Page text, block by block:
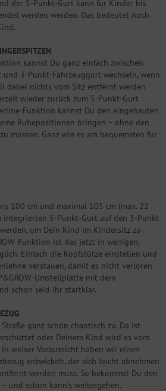
der 5-Punkt-Gurt kann für Kinder bis
werden werden. Das bedeutet noch
kannst Du ganz einfach zwischen
3-Punkt-Fahrzeuggurt wechseln, wenn
dabei nichts vom Sitz entfernt werden
wieder zurück zum 5-Punkt-Gurt
Funktion kannst Du den eingebauten
Ruhepositionen bringen – ohne den
müssen. Ganz wie es am bequemsten für
100 cm und maximal 105 cm (max. 22
integrierten 5-Punkt-Gurt auf den 3-Punkt
um Dein Kind im Kindersitz zu
Funktion ist das jetzt in wenigen,
Einfach die Kopfstütze einstellen und
verstauen, damit es nicht verloren
Umstellplatte mit dem
schon seid Ihr startklar.
ganz schön chaotisch zu. Da ist
oder Deinem Kind wird es vom
weiser Voraussicht haben wir einen
entwickelt, der sich leicht abnehmen
werden muss. So bekommst Du den
und schon kann’s weitergehen.